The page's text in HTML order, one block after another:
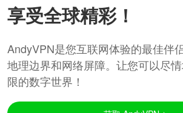
享受全球精彩！
AndyVPN是您互联网体验的最佳伴
地理边界和网络屏障。让您可以尽
限的数字世界！